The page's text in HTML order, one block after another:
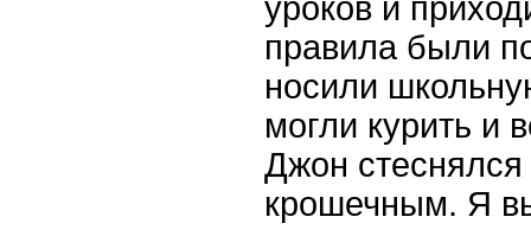
уроков и
правила были
носили
могли курить и
Джон стеснялся
крошечным. Я